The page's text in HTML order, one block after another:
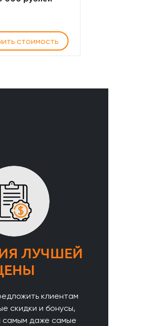
стоимость
ЛУЧШЕЙ
клиентам
скидки и бонусы,
самым даже самые